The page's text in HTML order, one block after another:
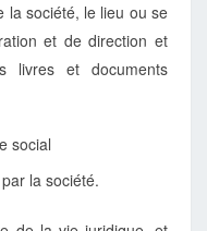
la société, le lieu ou se
et de direction et
livres et documents
social
la société.